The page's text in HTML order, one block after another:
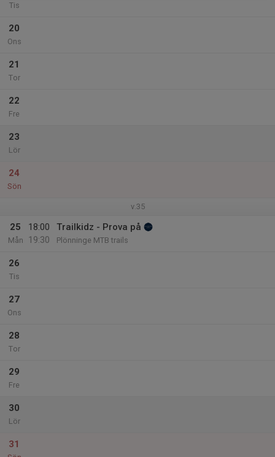
Tis
20
Ons
21
Tor
22
Fre
23
Lör
24
Sön
v.35
25
Mån
18:00
19:30
Trailkidz - Prova på
Plönninge MTB trails
26
Tis
27
Ons
28
Tor
29
Fre
30
Lör
31